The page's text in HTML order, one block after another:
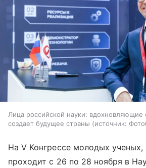
Лица российской науки: вдохновляющие
создает будущее страны
источник:
На V Конгрессе молодых
проходит с 26 по 28 ноября в